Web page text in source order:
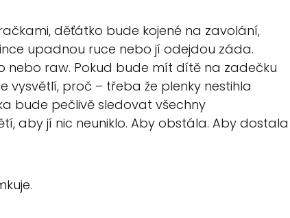
děťátko bude kojené na zavolání,
upadnou ruce nebo jí odejdou záda.
nebo raw. Pokud bude mít dítě na zadečku
vysvětlí, proč – třeba že plenky nestihla
bude pečlivě sledovat všechny
aby jí nic neuniklo. Aby obstála. Aby dostala